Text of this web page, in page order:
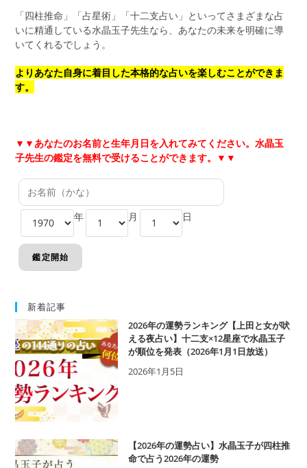
「四柱推命」「占星術」「十二支占い」といってさまざまな占
いに精通している水晶玉子先生なら、あなたの未来を明確に導
いてくれるでしょう。
よりあなた自身に着目した本格的な占いを楽しむことができま
す。
▼▼あなたのお名前と生年月日を入れてみてください。水晶玉
子先生の鑑定を無料で受けることができます。
▼▼
年 月 日
新着記事
2026年の運勢ランキング【上田と女が吠
える夜占い】十二支×12星座で水晶玉子
が順位を発表（2026年1月1日放送）
2026年1月5日
【2026年の運勢占い】水晶玉子が四柱推
命で占う2026年の運勢